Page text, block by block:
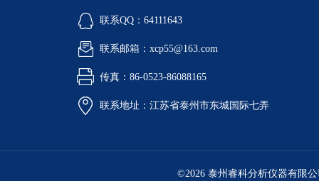
联系QQ：64111643
联系邮箱：xcp55@163.com
传真：86-0523-86088165
联系地址：江苏省泰州市东城国际七弄
©2026 泰州睿科分析仪器有限